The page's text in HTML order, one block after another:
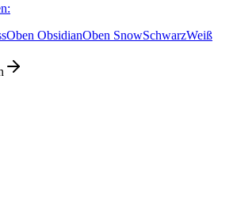
Oben ObsidianOben SnowSchwarzWeiß